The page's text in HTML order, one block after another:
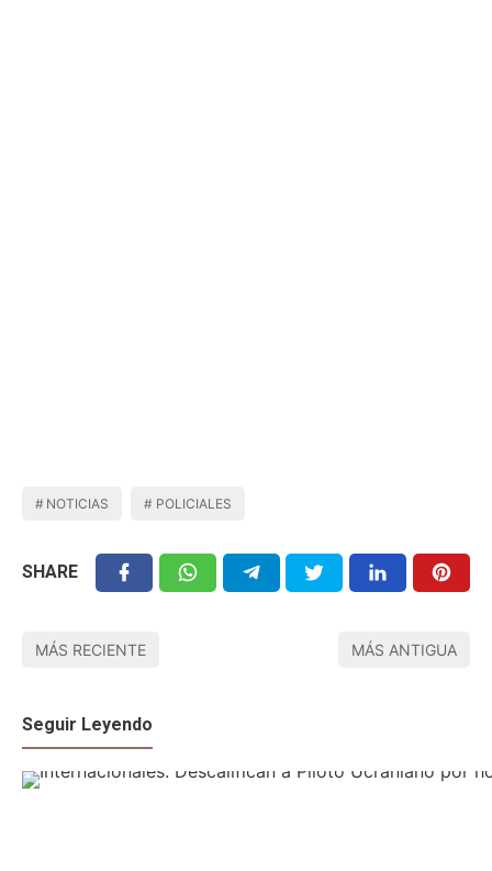
NOTICIAS POLICIALES
SHARE
MÁS RECIENTE MÁS ANTIGUA
Seguir Leyendo